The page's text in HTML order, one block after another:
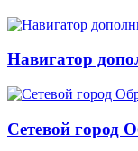
Навигатор
Сетевой город